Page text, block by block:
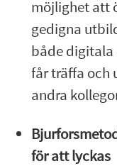
möjlighet att
gedigna
både digitala
får träffa och
andra
för att lyckas